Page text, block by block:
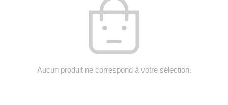
Aucun produit ne correspond à votre sélection.